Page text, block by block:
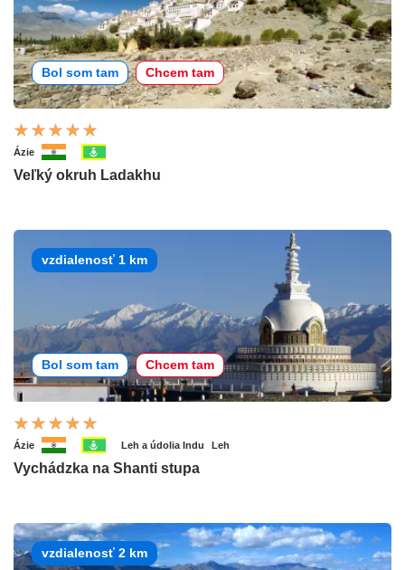
Bol som tam Chcem tam
Ázie
Veľký okruh Ladakhu
vzdialenosť 1 km
Bol som tam Chcem tam
Ázie Leh a údolia Indu Leh
Vychádzka na Shanti stupa
vzdialenosť 2 km